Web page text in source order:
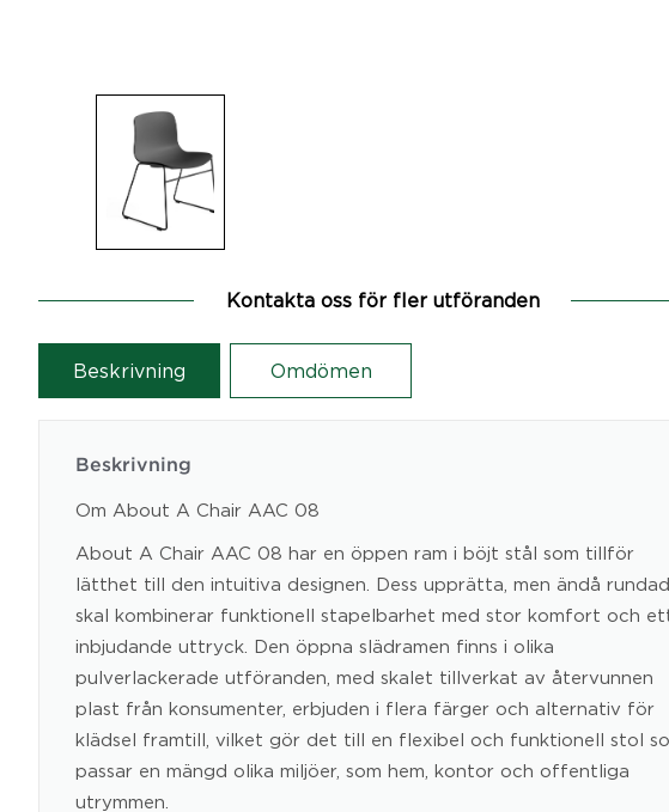
Kontakta oss för fler utföranden
Beskrivning Omdömen
Beskrivning
Om About A Chair AAC 08
About A Chair AAC 08 har en öppen ram i böjt stål som tillför
lätthet till den intuitiva designen. Dess upprätta, men ändå
skal kombinerar funktionell stapelbarhet med stor komfort och
inbjudande uttryck. Den öppna slädramen finns i olika
pulverlackerade utföranden, med skalet tillverkat av återvunnen
plast från konsumenter, erbjuden i flera färger och alternativ för
klädsel framtill, vilket gör det till en flexibel och funktionell stol
passar en mängd olika miljöer, som hem, kontor och offentliga
utrymmen.